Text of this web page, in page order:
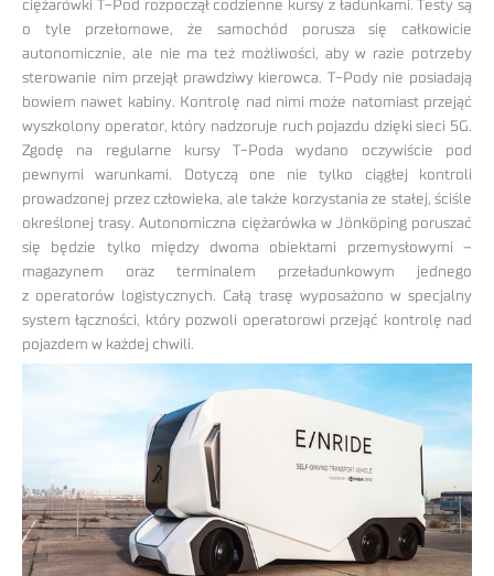
ciężarówki T-Pod rozpoczął codzienne kursy z ładunkami. Testy są
o tyle przełomowe, że samochód porusza się całkowicie
autonomicznie, ale nie ma też możliwości, aby w razie potrzeby
sterowanie nim przejął prawdziwy kierowca. T-Pody nie posiadają
bowiem nawet kabiny. Kontrolę nad nimi może natomiast przejąć
wyszkolony operator, który nadzoruje ruch pojazdu dzięki sieci 5G.
Zgodę na regularne kursy T-Poda wydano oczywiście pod
pewnymi warunkami. Dotyczą one nie tylko ciągłej kontroli
prowadzonej przez człowieka, ale także korzystania ze stałej, ściśle
określonej trasy. Autonomiczna ciężarówka w Jönköping poruszać
się będzie tylko między dwoma obiektami przemysłowymi –
magazynem oraz terminalem przeładunkowym jednego
z operatorów logistycznych. Całą trasę wyposażono w specjalny
system łączności, który pozwoli operatorowi przejąć kontrolę nad
pojazdem w każdej chwili.